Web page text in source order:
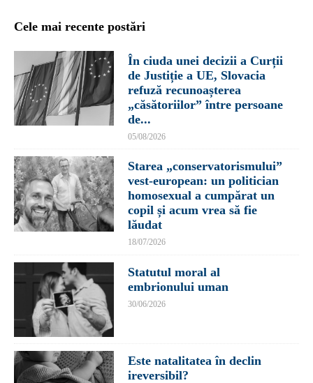
Cele mai recente postări
În ciuda unei decizii a Curții
de Justiție a UE, Slovacia
refuză recunoașterea
„căsătoriilor” între persoane
de...
05/08/2026
Starea „conservatorismului”
vest-european: un politician
homosexual a cumpărat un
copil și acum vrea să fie
lăudat
18/07/2026
Statutul moral al
embrionului uman
30/06/2026
Este natalitatea în declin
ireversibil?